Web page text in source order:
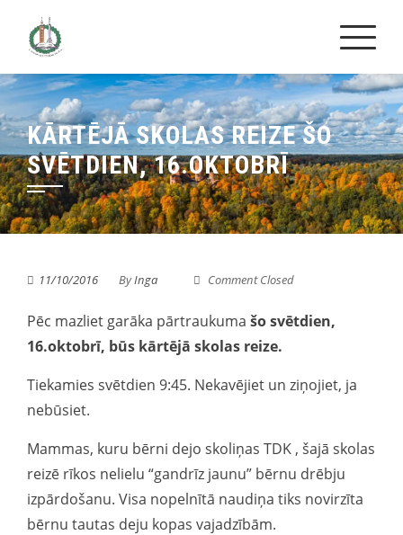
content
KĀRTĒJĀ SKOLAS REIZE ŠO
SVĒTDIEN, 16.OKTOBRĪ
11/10/2016 ByInga Comment Closed
Pēc mazliet garāka pārtraukuma šo svētdien,
16.oktobrī, būs kārtējā skolas reize.
Tiekamies svētdien 9:45. Nekavējiet un ziņojiet, ja
nebūsiet.
Mammas, kuru bērni dejo skoliņas TDK , šajā skolas
reizē rīkos nelielu “gandrīz jaunu” bērnu drēbju
izpārdošanu. Visa nopelnītā naudiņa tiks novirzīta
bērnu tautas deju kopas vajadzībām.